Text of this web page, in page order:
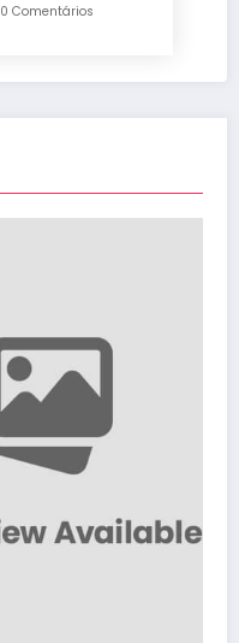
0 Comentários